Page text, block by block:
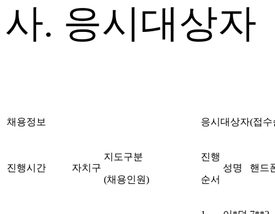
사. 응시대상자
채용정보 응시대상자(접수
진행시간 자치구
지도구분
(채용인원)
진행
순서
성명 핸드